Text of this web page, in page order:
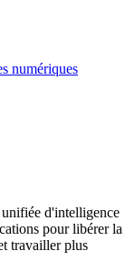
numériques
d'intelligence
pour libérer la
travailler plus